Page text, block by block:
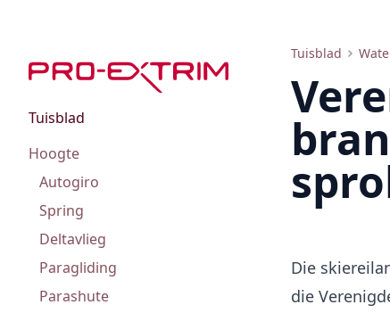
Tuisblad
Hoogte
Autogiro
Spring
Deltavlieg
Paragliding
Parashute
Tuisblad
Toerisme en branderplankry in die Verenigde Koninkryk: spots, strande, vermaak
Die
die